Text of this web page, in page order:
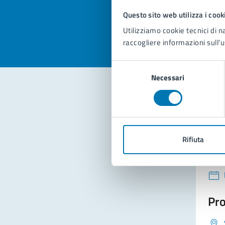
Questo sito web utilizza i
Utilizziamo cookie tecnici di
raccogliere informazioni
Selezione
Necessari
Rifiuta
Valuta